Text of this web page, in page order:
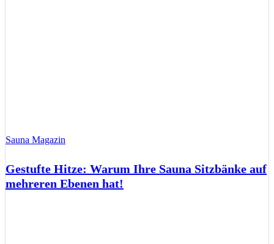
Sauna Magazin
Gestufte Hitze: Warum Ihre Sauna Sitzbänke auf
mehreren Ebenen hat!